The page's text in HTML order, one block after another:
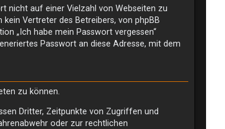
nicht auf einer Vielzahl von Webseiten zu
Vertreter des Betreibers, von phpBB
„Ich habe mein Passwort vergessen“
Passwort an diese Adresse, mit dem
zu können.
Dritter, Zeitpunkte von Zugriffen und
oder zur rechtlichen